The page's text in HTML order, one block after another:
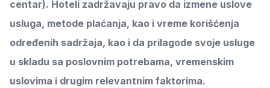
centar). Hoteli zadržavaju pravo da izmene uslove
usluga, metode plaćanja, kao i vreme korišćenja
određenih sadržaja, kao i da prilagode svoje usluge
u skladu sa poslovnim potrebama, vremenskim
uslovima i drugim relevantnim faktorima.